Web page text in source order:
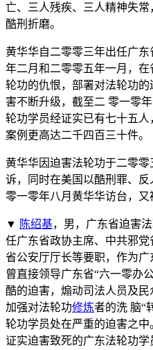
亡、三人残疾、三人精神失
酷刑折磨。
黄华华自二零零三年出任广
年二月和二零零五年一月，
轮功的仇恨，部署对法轮功
害不断升级，截至二 零一零
轮功学员经证实已有七十五
案例更高达二千四百三十件。
黄华华因迫害法轮功于二零
诉，同时在美国以酷刑罪、
零一零年八月黄华华访台，又
▼ 陈绍基，男，广东省迫害
任广东省政协主席、中共邪党
省公安厅厅长等要职，作为广
曾直接领导广东省“六一零办
酷的迫害，煽动司法人员及
加强对法轮功修炼者的洗 脑“
轮功学员处在严重的迫害之
证实迫害致死的广东法轮功